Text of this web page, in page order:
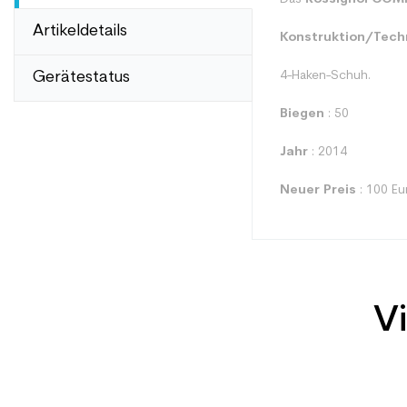
Artikeldetails
Gerätestatus
Konstruktion/
4-Haken-Schuh.
Biegen : 50
Jahr: 2014
Neuer Preis : 100